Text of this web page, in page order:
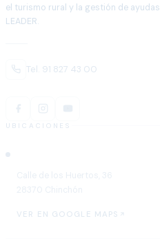
el turismo rural y la gestión de ayudas
LEADER.
Tel. 91 827 43 00
UBICACIONES
VER EN GOOGLE MAPS